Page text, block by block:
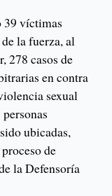
39 víctimas
la fuerza, al
278 casos de
en contra
sexual
ubicadas,
de
la Defensoría